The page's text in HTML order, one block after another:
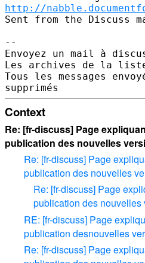
http://
Sent from the Discuss
--
Envoyez un mail à
Les archives de la
Tous les messages
Context
Re: [fr-discuss] Page
publication des nouvelles
Re: [fr-discuss] Page
publication des nouvelles
Re: [fr-discuss] Page
publication des nouvelles
RE: [fr-discuss] Page
publication desnouvelles
Re: [fr-discuss] Page